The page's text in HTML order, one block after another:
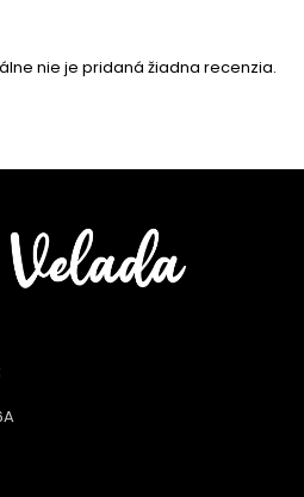
nie je pridaná žiadna recenzia.